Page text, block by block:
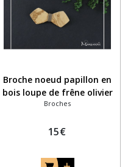
Broche noeud papillon en
bois loupe de frêne olivier
Broches
15€